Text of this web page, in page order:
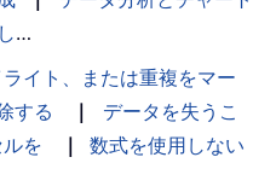
…
イト、または重複をマー
する ｜
データを失うこ
を
｜
数式を使用しない